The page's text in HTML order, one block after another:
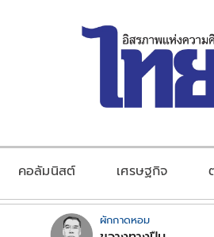
คอลัมนิสต์ เศรษฐกิจ
ผักกาดหอม